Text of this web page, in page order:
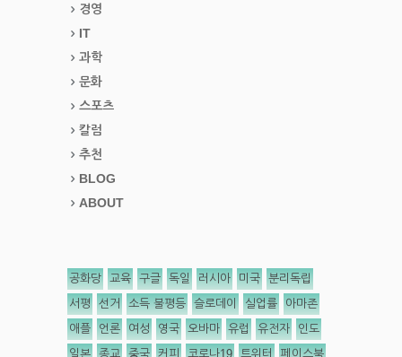
경영
IT
과학
문화
스포츠
칼럼
추천
BLOG
ABOUT
공화당 교육 구글 독일 러시아 미국 분리독립
서평 선거 소득 불평등 슬로데이 실업률 아마존
애플 언론 여성 영국 오바마 유럽 유전자 인도
일본 종교 중국 커피 코로나19 트위터 페이스북